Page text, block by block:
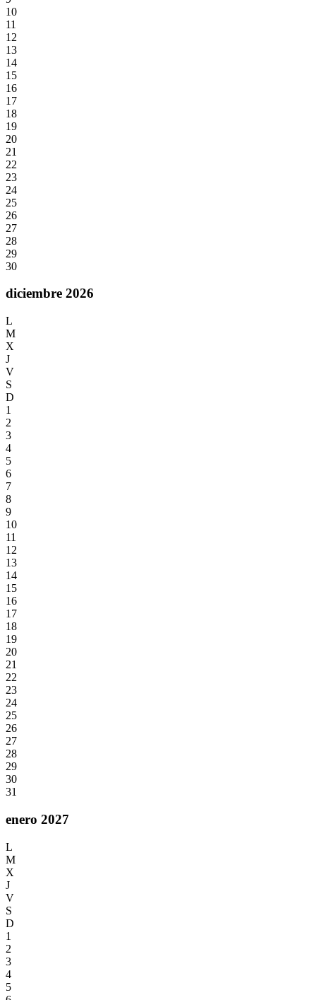
10
11
12
13
14
15
16
17
18
19
20
21
22
23
24
25
26
27
28
29
30
diciembre 2026
L
M
X
J
V
S
D
1
2
3
4
5
6
7
8
9
10
11
12
13
14
15
16
17
18
19
20
21
22
23
24
25
26
27
28
29
30
31
enero 2027
L
M
X
J
V
S
D
1
2
3
4
5